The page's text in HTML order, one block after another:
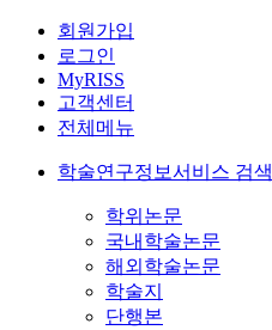
회원가입
로그인
MyRISS
고객센터
전체메뉴
학술연구정보서비스 검색
학위논문
국내학술논문
해외학술논문
학술지
단행본